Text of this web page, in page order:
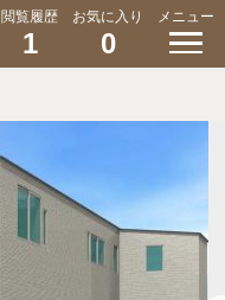
閲覧履歴
1
お気に入り
0
メニュー